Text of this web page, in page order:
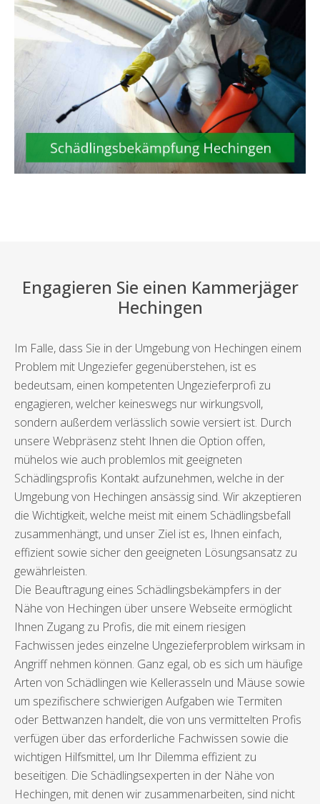
Engagieren Sie einen Kammerjäger
Hechingen
Im Falle, dass Sie in der Umgebung von Hechingen einem
Problem mit Ungeziefer gegenüberstehen, ist es
bedeutsam, einen kompetenten Ungezieferprofi zu
engagieren, welcher keineswegs nur wirkungsvoll,
sondern außerdem verlässlich sowie versiert ist. Durch
unsere Webpräsenz steht Ihnen die Option offen,
mühelos wie auch problemlos mit geeigneten
Schädlingsprofis Kontakt aufzunehmen, welche in der
Umgebung von Hechingen ansässig sind. Wir akzeptieren
die Wichtigkeit, welche meist mit einem Schädlingsbefall
zusammenhängt, und unser Ziel ist es, Ihnen einfach,
effizient sowie sicher den geeigneten Lösungsansatz zu
gewährleisten.
Die Beauftragung eines Schädlingsbekämpfers in der
Nähe von Hechingen über unsere Webseite ermöglicht
Ihnen Zugang zu Profis, die mit einem riesigen
Fachwissen jedes einzelne Ungezieferproblem wirksam in
Angriff nehmen können. Ganz egal, ob es sich um häufige
Arten von Schädlingen wie Kellerasseln und Mäuse sowie
um spezifischere schwierigen Aufgaben wie Termiten
oder Bettwanzen handelt, die von uns vermittelten Profis
verfügen über das erforderliche Fachwissen sowie die
wichtigen Hilfsmittel, um Ihr Dilemma effizient zu
beseitigen. Die Schädlingsexperten in der Nähe von
Hechingen, mit denen wir zusammenarbeiten, sind nicht